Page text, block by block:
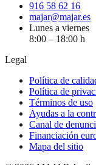
916 58 62 16
majar@majar.es
Lunes a viernes
8:00 – 18:00 h
Legal
Política de
Política de
Términos de uso
Ayudas a la
Canal de
Financiación
Mapa del sitio